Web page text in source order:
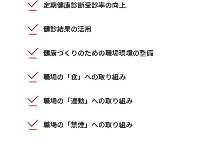
定期健康診断受診率の向上
健診結果の活用
健康づくりのための職場環境の整備
職場の「食」への取り組み
職場の「運動」への取り組み
職場の「禁煙」への取り組み